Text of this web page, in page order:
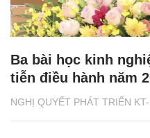
NGHỊ QUYẾT PHÁT TRIỂN
Ba bài học kinh
tiễn điều hành năm